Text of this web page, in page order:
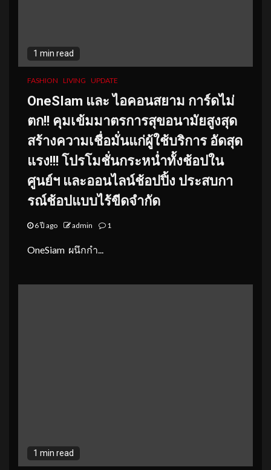
1 min read
FASHION LIVING UPDATE
OneSIam และ ไอคอนสยาม การ์ดไม่
ตก!! คุมเข้มมาตรการสุขอนามัยสูงสุด
สร้างความเชื่อมั่นแก่ผู้ใช้บริการ อัดสุด
แรง!!! โปรโมชั่นกระหน่ำทั้งช้อปใน
ศูนย์ฯ และออนไลน์ช้อปปิ้ง ประสบกา
รณ์ช้อปแบบไร้ขีดจำกัด
6 ปี ago admin 1
OneSiam ผนึกกำ...
1 min read